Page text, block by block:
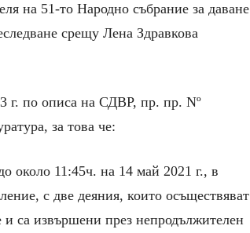
на 51-то Народно събрание за даване
срещу Лена Здравкова
г. по описа на СДВР, пр. пр. Nº
за това че:
около 11:45ч. на 14 май 2021 г., в
с две деяния, които осъществяват
са извършени през непродължителен